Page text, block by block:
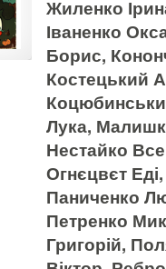
Жиленко
Іваненко
Борис,
Костецький
Лука,
Нестайко
Огнєцвєт
Паниченко
Петренко
Григорій,